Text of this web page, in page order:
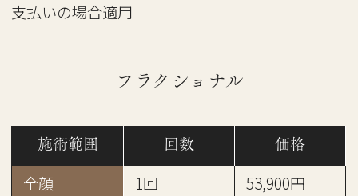
支払いの場合適用
フラクショナル
施術範囲 回数 価格
全顔 1回
53,900円